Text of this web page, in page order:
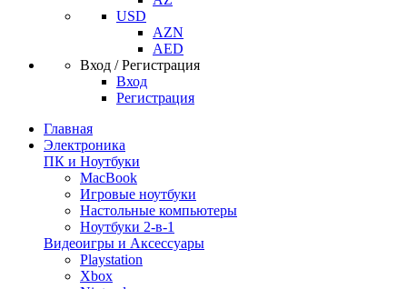
USD
AZN
AED
Вход / Регистрация
Вход
Регистрация
Главная
Электроника
ПК и Ноутбуки
MacBook
Игровые ноутбуки
Настольные компьютеры
Ноутбуки 2-в-1
Видеоигры и Аксессуары
Playstation
Xbox